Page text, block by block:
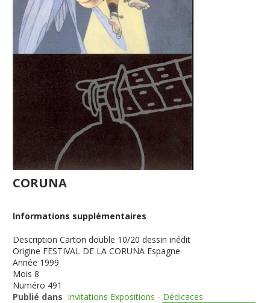
CORUNA
Informations supplémentaires
Description Carton double 10/20 dessin inédit
Origine FESTIVAL DE LA CORUNA Espagne
Année 1999
Mois 8
Numéro 491
Publié dans Invitations Expositions - Dédicaces